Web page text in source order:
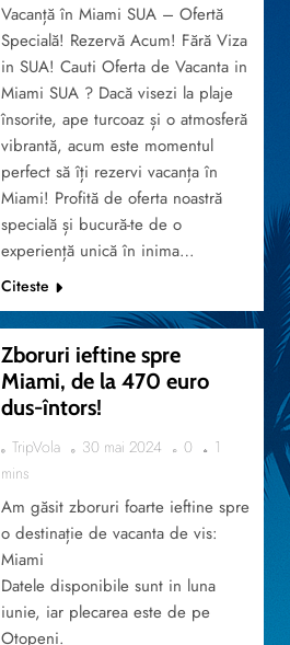
Vacanță în Miami SUA – Ofertă
Specială! Rezervă Acum! Fără Viza
in SUA! Cauti Oferta de Vacanta in
Miami SUA ? Dacă visezi la plaje
însorite, ape turcoaz și o atmosferă
vibrantă, acum este momentul
perfect să îți rezervi vacanța în
Miami! Profită de oferta noastră
specială și bucură-te de o
experiență unică în inima…
Citeste
Zboruri ieftine spre
Miami, de la 470 euro
dus-întors!
TripVola 30 mai 2024 0
1
mins
Am găsit zboruri foarte ieftine spre
o destinație de vacanta de vis:
Miami
Datele disponibile sunt in luna
iunie, iar plecarea este de pe
Otopeni.